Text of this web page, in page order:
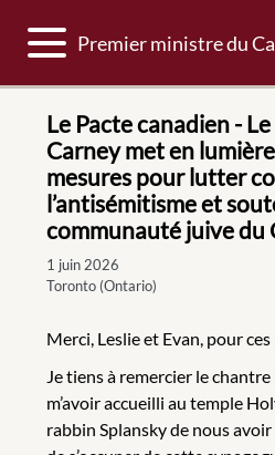
Basculer la navigation
Premier ministre du
Le Pacte canadien -
Carney met en
mesures pour lutter
l’antisémitisme et
communauté juive du
1 juin 2026
Toronto (Ontario)
Merci, Leslie et Evan, pour
Je tiens à remercier le
m’avoir accueilli au temple
rabbin Splansky de nous